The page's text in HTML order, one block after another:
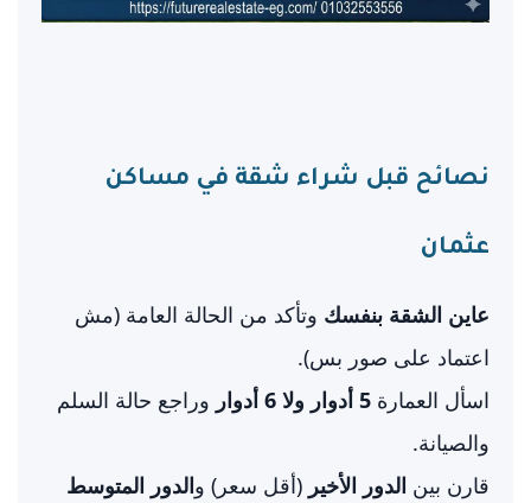
نصائح قبل شراء شقة في مساكن
عثمان
عاين الشقة بنفسك وتأكد من الحالة العامة (مش
اعتماد على صور بس).
اسأل العمارة 5 أدوار ولا 6 أدوار
وراجع حالة السلم
والصيانة.
قارن بين الدور الأخير (أقل سعر) والدور المتوسط